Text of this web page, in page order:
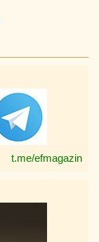
t.me/efmagazin